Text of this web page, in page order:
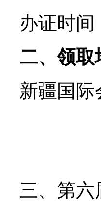
办证时间
二、领取
新疆国际
三、第